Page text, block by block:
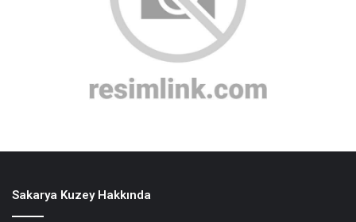
Sakarya Kuzey Hakkında